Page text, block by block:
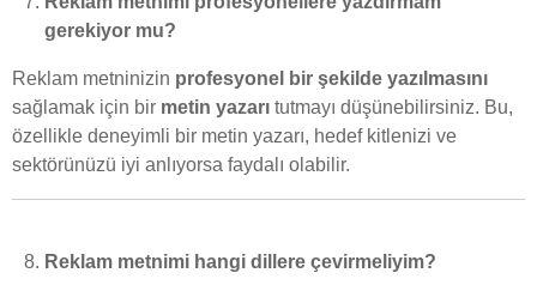
gerekiyor mu?
Reklam metninizin profesyonel bir şekilde yazılmasını
sağlamak için bir metin yazarı tutmayı düşünebilirsiniz. Bu,
özellikle deneyimli bir metin yazarı, hedef kitlenizi ve
sektörünüzü iyi anlıyorsa faydalı olabilir.
Reklam metnimi hangi dillere çevirmeliyim?